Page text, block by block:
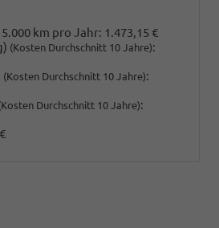
km pro Jahr: 1.473,15 €
(Kosten Durchschnitt 10 Jahre):
(Kosten Durchschnitt 10 Jahre):
Durchschnitt 10 Jahre):